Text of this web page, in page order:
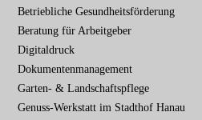
überspringen
Betriebliche Gesundheits­förderung
Beratung für Arbeitgeber
Digitaldruck
Dokumenten­management
Garten- & Landschafts­pflege
Genuss-Werkstatt im Stadthof Hanau